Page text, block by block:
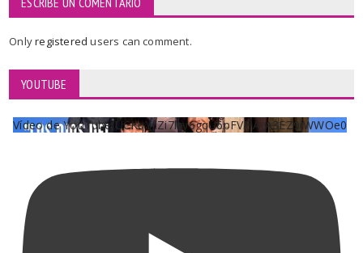
Onlyregisteredusers can comment.
YOUTUBE
Vídeo de YouTube UCKqYjiZi7lzy6gqU6pFVFiA_A3EZ9JWWOe0